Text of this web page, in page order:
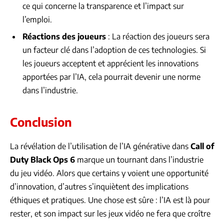
ce qui concerne la transparence et l’impact sur
l’emploi.
Réactions des joueurs : La réaction des joueurs sera
un facteur clé dans l’adoption de ces technologies. Si
les joueurs acceptent et apprécient les innovations
apportées par l’IA, cela pourrait devenir une norme
dans l’industrie.
Conclusion
La révélation de l’utilisation de l’IA générative dans Call of
Duty Black Ops 6 marque un tournant dans l’industrie
du jeu vidéo. Alors que certains y voient une opportunité
d’innovation, d’autres s’inquiètent des implications
éthiques et pratiques. Une chose est sûre : l’IA est là pour
rester, et son impact sur les jeux vidéo ne fera que croître